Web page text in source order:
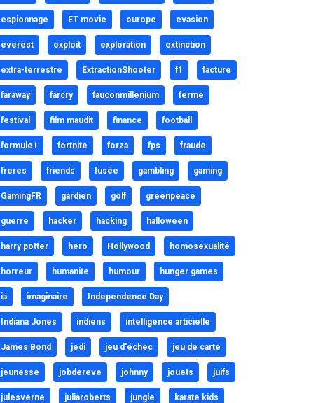
espionnage ET movie europe evasion
everest exploit exploration extinction
extra-terrestre ExtractionShooter f1 facture
faraway farcry fauconmillenium ferme
festival film maudit finance football
formule1 fortnite forza fps fraude
freres friends fusée gambling gaming
GamingFR gardien golf greenpeace
guerre hacker hacking halloween
harry potter hero Hollywood homosexualité
horreur humanite humour hunger games
ia imaginaire Independence Day
Indiana Jones indiens intelligence articielle
James Bond jedi jeu d'échec jeu de carte
jeunesse jobdereve johnny jouets juifs
julesverne juliaroberts jungle karate kids